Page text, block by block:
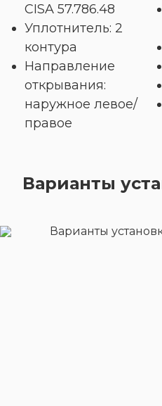
CISA 57.786.48
Уплотнитель: 2
контура
Направление
открывания:
наружное левое/
правое
Варианты